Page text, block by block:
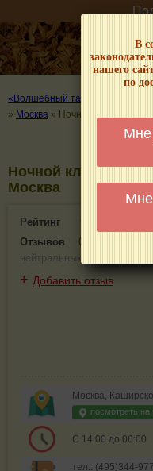
В
нашего
по
Мне
«Волшебный табачок» – о
» Москва » Ночной клуб Грани
Ночной клуб
Москва
Рейтинг
Отзывов
0
нейтральных
+ Добавить отзыв
Москва,
посмотреть на
С 14:00 до 06:00
тел.: (495)344-